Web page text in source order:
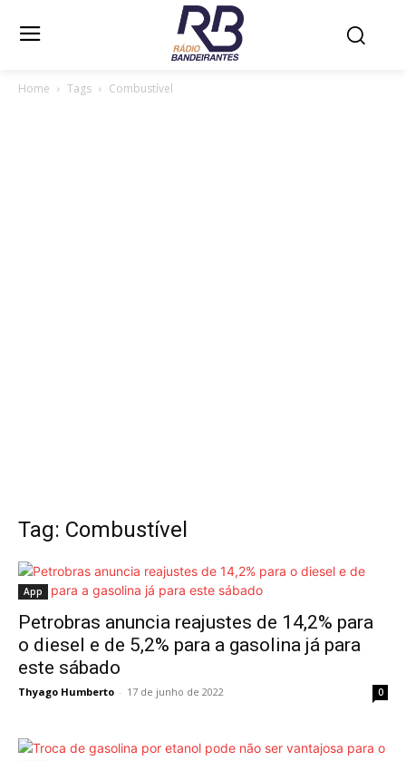
Home Tags Combustível
Tag: Combustível
App
Petrobras anuncia reajustes de 14,2% para
o diesel e de 5,2% para a gasolina já para
este sábado
Thyago Humberto - 17 de junho de 2022 0